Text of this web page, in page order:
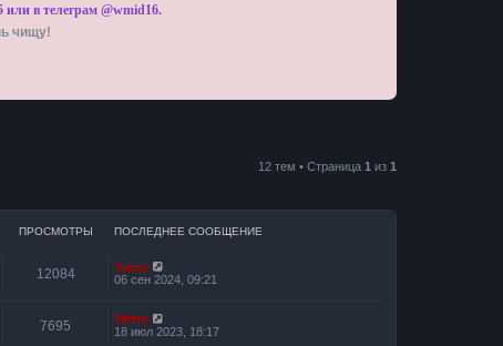
в телеграм @wmid16.
чищу!
12 тем • Страница 1 из 1
ПРОСМОТРЫ ПОСЛЕДНЕЕ СООБЩЕНИЕ
12084
Valery
06 сен 2024, 09:21
7695
Valery
18 июл 2023, 18:17